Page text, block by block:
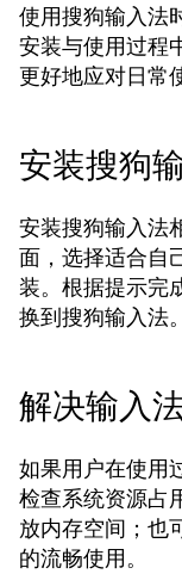
使用搜狗输入法
安装与使用过程
更好地应对日常
安装搜狗
安装搜狗输入法
面，选择适合自
装。根据提示完
换到搜狗输入法。
解决输入
如果用户在使用
检查系统资源占
放内存空间；也
的流畅使用。